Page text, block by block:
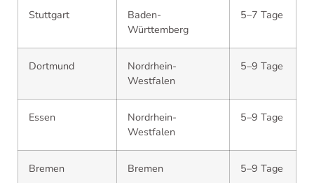
Stuttgart
Baden-
Württemberg
5–7 Tage
Dortmund
Nordrhein-
Westfalen
5–9 Tage
Essen
Nordrhein-
Westfalen
5–9 Tage
Bremen Bremen 5–9 Tage